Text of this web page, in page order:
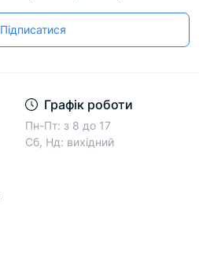
Підписатися
Графік роботи
Пн-Пт: з 8 до 17
Сб, Нд: вихідний